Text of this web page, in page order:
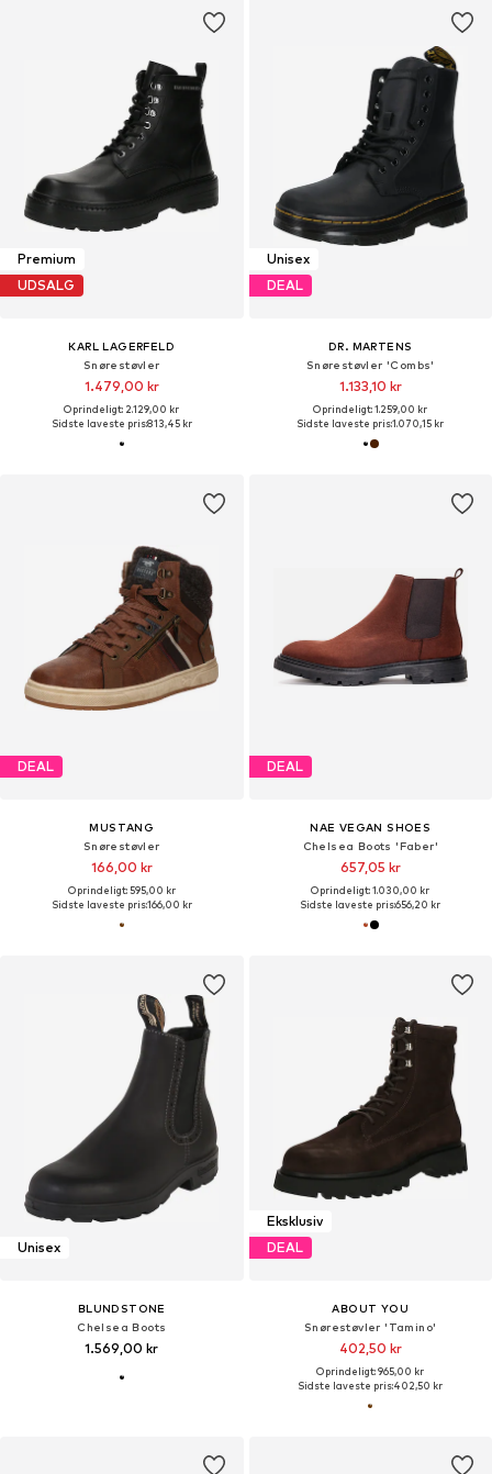
Premium
UDSALG
KARL LAGERFELD
Snørestøvler
1.479,00 kr
Oprindeligt: 2.129,00 kr
Sidste laveste pris:813,45 kr
Unisex
DEAL
DR. MARTENS
Snørestøvler 'Combs'
1.133,10 kr
Oprindeligt: 1.259,00 kr
Sidste laveste pris:1.070,15 kr
DEAL
MUSTANG
Snørestøvler
166,00 kr
Oprindeligt: 595,00 kr
Sidste laveste pris:166,00 kr
DEAL
NAE VEGAN SHOES
Chelsea Boots 'Faber'
657,05 kr
Oprindeligt: 1.030,00 kr
Sidste laveste pris:656,20 kr
Unisex
BLUNDSTONE
Chelsea Boots
1.569,00 kr
Eksklusiv
DEAL
ABOUT YOU
Snørestøvler 'Tamino'
402,50 kr
Oprindeligt: 965,00 kr
Sidste laveste pris:402,50 kr